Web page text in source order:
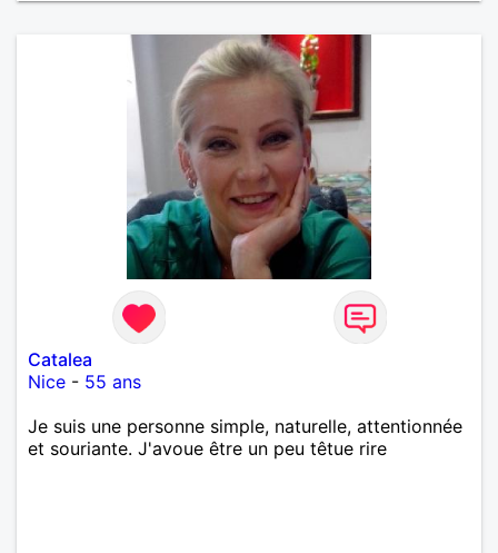
Catalea
Nice - 55 ans
Je suis une personne simple, naturelle, attentionnée
et souriante. J'avoue être un peu têtue rire